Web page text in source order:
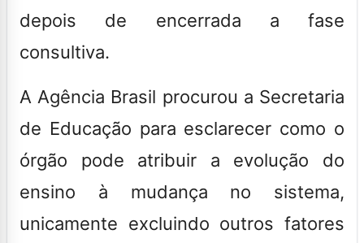
depois de encerrada a fase
consultiva.
A Agência Brasil procurou a Secretaria
de Educação para esclarecer como o
órgão pode atribuir a evolução do
ensino à mudança no sistema,
unicamente excluindo outros fatores